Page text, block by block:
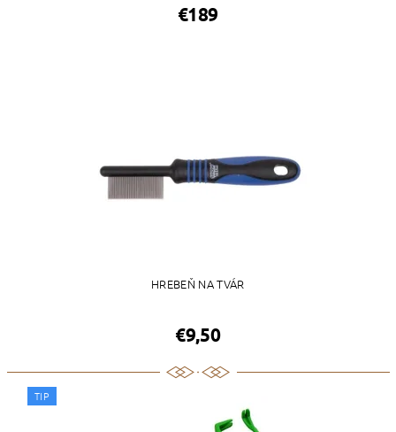
€189
HREBEŇ NA TVÁR
€9,50
TIP